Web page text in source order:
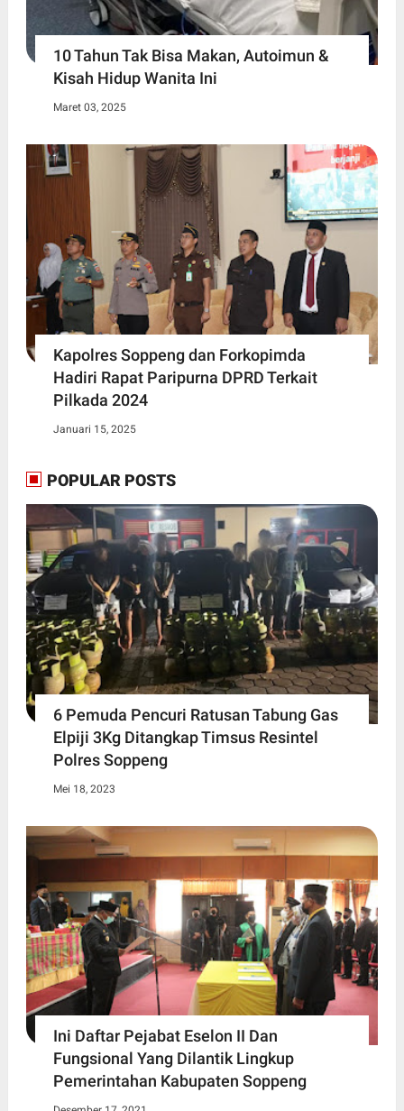
10 Tahun Tak Bisa Makan, Autoimun &
Kisah Hidup Wanita Ini
Maret 03, 2025
Kapolres Soppeng dan Forkopimda
Hadiri Rapat Paripurna DPRD Terkait
Pilkada 2024
Januari 15, 2025
POPULAR POSTS
6 Pemuda Pencuri Ratusan Tabung Gas
Elpiji 3Kg Ditangkap Timsus Resintel
Polres Soppeng
Mei 18, 2023
Ini Daftar Pejabat Eselon II Dan
Fungsional Yang Dilantik Lingkup
Pemerintahan Kabupaten Soppeng